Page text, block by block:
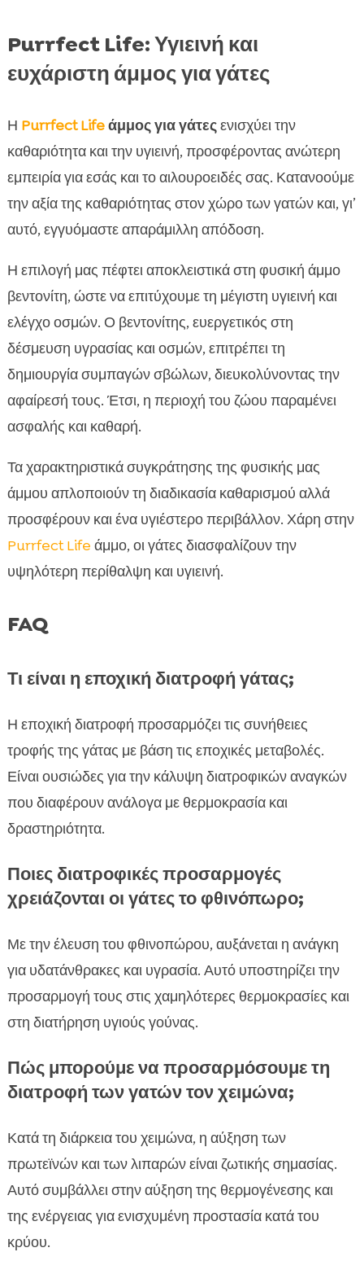
Purrfect Life: Υγιεινή και
ευχάριστη άμμος για γάτες
Η Purrfect Lifeάμμος για γάτεςενισχύει την
καθαριότητα και την υγιεινή, προσφέροντας ανώτερη
εμπειρία για εσάς και το αιλουροειδές σας. Κατανοούμε
την αξία της καθαριότητας στον χώρο των γατών και, γι’
αυτό, εγγυόμαστε απαράμιλλη απόδοση.
Η επιλογή μας πέφτει αποκλειστικά στη φυσική άμμο
βεντονίτη, ώστε να επιτύχουμε τη μέγιστη υγιεινή και
ελέγχο οσμών. Ο βεντονίτης, ευεργετικός στη
δέσμευση υγρασίας και οσμών, επιτρέπει τη
δημιουργία συμπαγών σβώλων, διευκολύνοντας την
αφαίρεσή τους. Έτσι, η περιοχή του ζώου παραμένει
ασφαλής και καθαρή.
Τα χαρακτηριστικά συγκράτησης της φυσικής μας
άμμου απλοποιούν τη διαδικασία καθαρισμού αλλά
προσφέρουν και ένα υγιέστερο περιβάλλον. Χάρη στην
Purrfect Life άμμο, οι γάτες διασφαλίζουν την
υψηλότερη περίθαλψη και υγιεινή.
FAQ
Τι είναι η εποχική διατροφή γάτας;
Η εποχική διατροφή προσαρμόζει τις συνήθειες
τροφής της γάτας με βάση τις εποχικές μεταβολές.
Είναι ουσιώδες για την κάλυψη διατροφικών αναγκών
που διαφέρουν ανάλογα με θερμοκρασία και
δραστηριότητα.
Ποιες διατροφικές προσαρμογές
χρειάζονται οι γάτες το φθινόπωρο;
Με την έλευση του φθινοπώρου, αυξάνεται η ανάγκη
για υδατάνθρακες και υγρασία. Αυτό υποστηρίζει την
προσαρμογή τους στις χαμηλότερες θερμοκρασίες και
στη διατήρηση υγιούς γούνας.
Πώς μπορούμε να προσαρμόσουμε τη
διατροφή των γατών τον χειμώνα;
Κατά τη διάρκεια του χειμώνα, η αύξηση των
πρωτεϊνών και των λιπαρών είναι ζωτικής σημασίας.
Αυτό συμβάλλει στην αύξηση της θερμογένεσης και
της ενέργειας για ενισχυμένη προστασία κατά του
κρύου.